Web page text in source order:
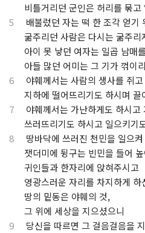
비틀거리던 군인은 허리를 묶고
5 배불렀던 자는 떡 한 조각 얻기
굶주리던 사람은 다시는 굶주리
아이 못 낳던 여자는 일곱 남매
아들 많던 어미는 그 기가 꺾이
6 야훼께서는 사람의 생사를 쥐고
지하에 떨어뜨리기도 하시며 끌
7 야훼께서는 가난하게도 하시고
쓰러뜨리기도 하시고 일으키기
8 땅바닥에 쓰러진 천민을 일으켜
잿더미에 뒹구는 빈민을 들어
귀인들과 한자리에 앉혀주시고
영광스러운 자리를 차지하게 하
땅의 밑동은 야훼의 것,
그 위에 세상을 지으셨으니
9 당신을 따르면 그 걸음걸음을